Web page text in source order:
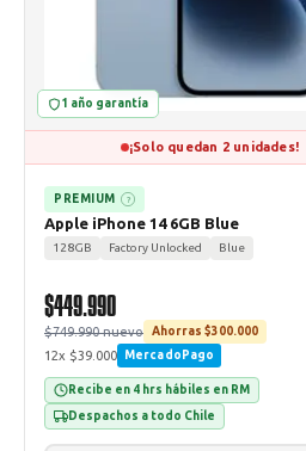
1 año garantía
¡Solo quedan 2 unidades!
PREMIUM ?
Apple iPhone 14 6GB Blue
128GB Factory Unlocked Blue
$449.990
$749.990 nuevo Ahorras $300.000
12x $39.000 MercadoPago
Recibe en 4 hrs hábiles en RM
Despachos a todo Chile